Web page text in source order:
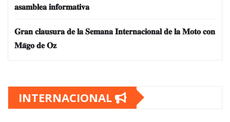
𝐚𝐬𝐚𝐦𝐛𝐥𝐞𝐚 𝐢𝐧𝐟𝐨𝐫𝐦𝐚𝐭𝐢𝐯𝐚
𝐆𝐫𝐚𝐧 𝐜𝐥𝐚𝐮𝐬𝐮𝐫𝐚 𝐝𝐞 𝐥𝐚 𝐒𝐞𝐦𝐚𝐧𝐚 𝐈𝐧𝐭𝐞𝐫𝐧𝐚𝐜𝐢𝐨𝐧𝐚𝐥 𝐝𝐞 𝐥𝐚 𝐌𝐨𝐭𝐨 𝐜𝐨𝐧
𝐌𝐚̈𝐠𝐨 𝐝𝐞 𝐎𝐳
INTERNACIONAL